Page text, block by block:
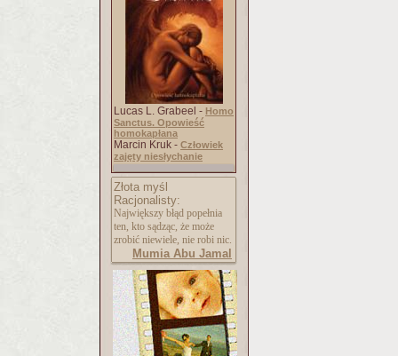
Lucas L. Grabeel - Homo
Sanctus. Opowieść
homokapłana
Marcin Kruk - Człowiek
zajęty niesłychanie
Złota myśl
Racjonalisty:
Największy błąd popełnia
ten, kto sądząc, że może
zrobić niewiele, nie robi nic.
Mumia Abu Jamal